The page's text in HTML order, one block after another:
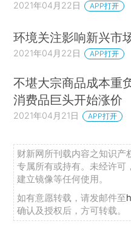
2021年04月22日 APP打开
环境关注影响新兴市
2021年04月22日 APP打开
不堪大宗商品成本重
消费品巨头开始涨价
2021年04月21日 APP打开
财新网所刊载内容之知识产
专属所有或持有。未经许可
建立镜像等任何使用。
如有意愿转载，请发邮件至
确认及授权后，方可转载。